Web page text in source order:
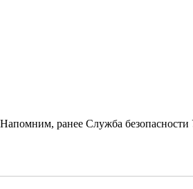
Напомним, ранее Служба